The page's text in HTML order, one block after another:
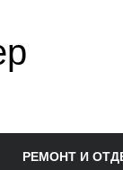
РЕМОНТ И